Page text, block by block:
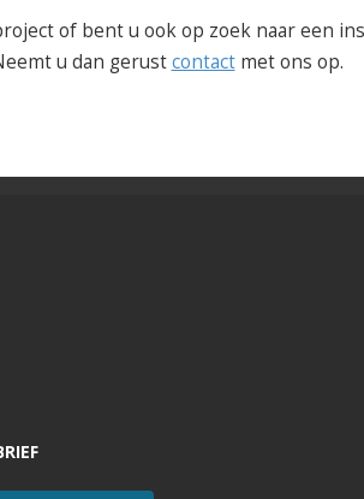
of bent u ook op zoek naar een
u dan gerustcontactmet ons op.